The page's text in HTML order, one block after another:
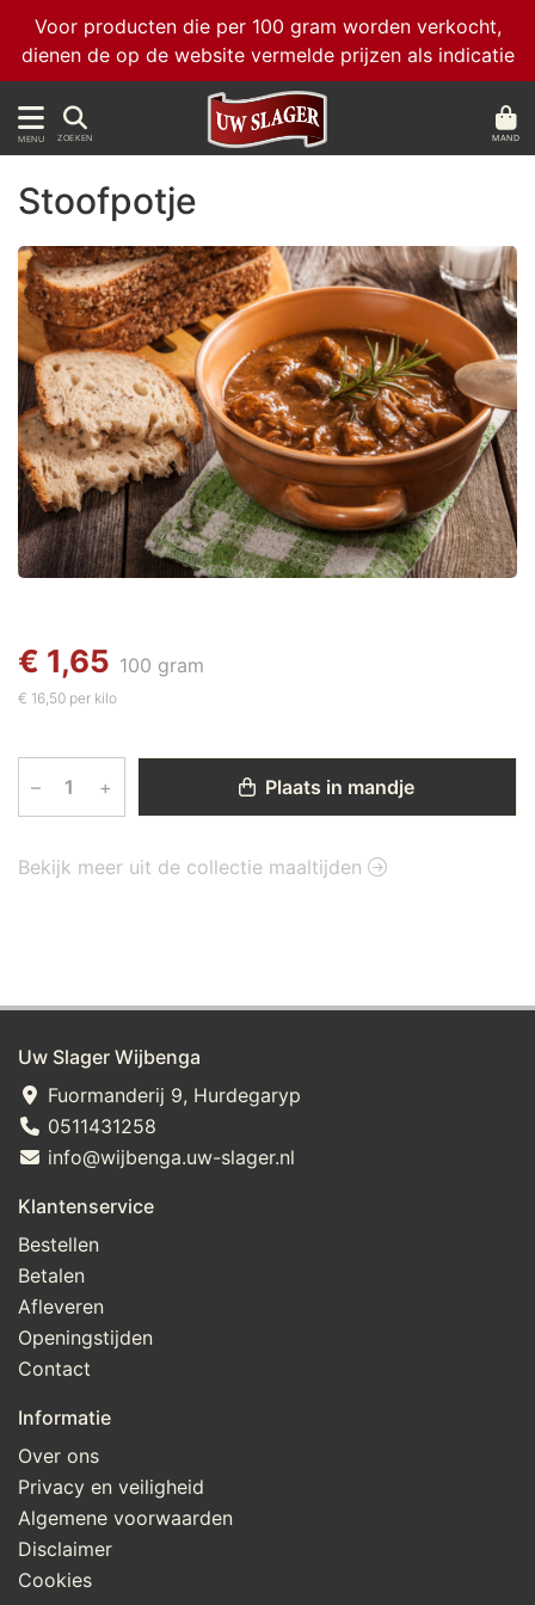
Voor producten die per 100 gram worden verkocht,
dienen de op de website vermelde prijzen als indicatie
MENU ZOEKEN MAND
Stoofpotje
€ 1,65 100 gram
€ 16,50 per kilo
– + Plaats in mandje
Bekijk meer uit de collectie maaltijden
Uw Slager Wijbenga
Fuormanderij 9, Hurdegaryp
0511431258
info@wijbenga.uw-slager.nl
Klantenservice
Bestellen
Betalen
Afleveren
Openingstijden
Contact
Informatie
Over ons
Privacy en veiligheid
Algemene voorwaarden
Disclaimer
Cookies